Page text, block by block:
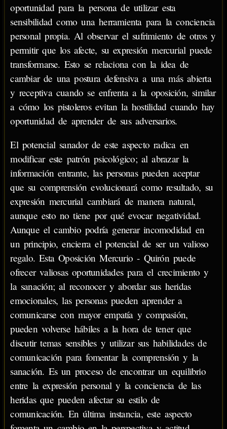
oportunidad para la persona de utilizar esta
sensibilidad como una herramienta para la conciencia
personal propia. Al observar el sufrimiento de otros y
permitir que los afecte, su expresión mercurial puede
transformarse. Esto se relaciona con la idea de
cambiar de una postura defensiva a una más abierta
y receptiva cuando se enfrenta a la oposición, similar
a cómo los pistoleros evitan la hostilidad cuando hay
oportunidad de aprender de sus adversarios.
El potencial sanador de este aspecto radica en
modificar este patrón psicológico; al abrazar la
información entrante, las personas pueden aceptar
que su comprensión evolucionará como resultado, su
expresión mercurial cambiará de manera natural,
aunque esto no tiene por qué evocar negatividad.
Aunque el cambio podría generar incomodidad en
un principio, encierra el potencial de ser un valioso
regalo. Esta Oposición Mercurio - Quirón puede
ofrecer valiosas oportunidades para el crecimiento y
la sanación; al reconocer y abordar sus heridas
emocionales, las personas pueden aprender a
comunicarse con mayor empatía y compasión,
pueden volverse hábiles a la hora de tener que
discutir temas sensibles y utilizar sus habilidades de
comunicación para fomentar la comprensión y la
sanación. Es un proceso de encontrar un equilibrio
entre la expresión personal y la conciencia de las
heridas que pueden afectar su estilo de
comunicación. En última instancia, este aspecto